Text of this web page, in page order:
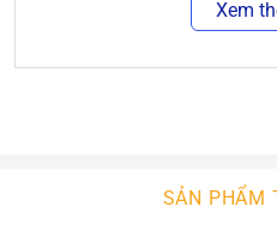
cách nội thất trẻ trung,
5 cánh quạt ABS cao
hợp với trần bê tông,
Xem
SẢN PHẨM